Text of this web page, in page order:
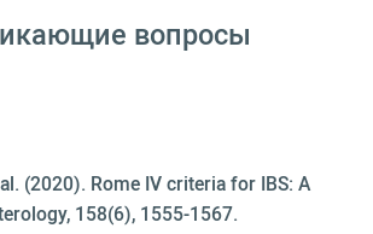
вопросы
al. (2020). Rome IV criteria for IBS: A
158(6), 1555-1567.